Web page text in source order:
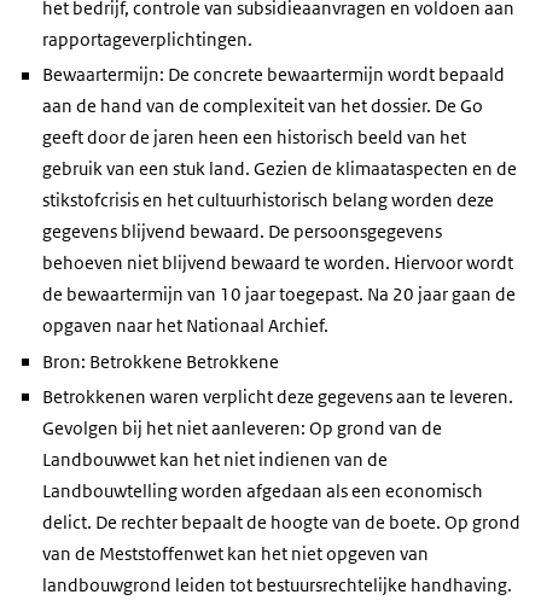
het bedrijf, controle van subsidieaanvragen en voldoen aan
rapportageverplichtingen.
Bewaartermijn: De concrete bewaartermijn wordt bepaald
aan de hand van de complexiteit van het dossier. De Go
geeft door de jaren heen een historisch beeld van het
gebruik van een stuk land. Gezien de klimaataspecten en de
stikstofcrisis en het cultuurhistorisch belang worden deze
gegevens blijvend bewaard. De persoonsgegevens
behoeven niet blijvend bewaard te worden. Hiervoor wordt
de bewaartermijn van 10 jaar toegepast. Na 20 jaar gaan de
opgaven naar het Nationaal Archief.
Bron: Betrokkene Betrokkene
Betrokkenen waren verplicht deze gegevens aan te leveren.
Gevolgen bij het niet aanleveren: Op grond van de
Landbouwwet kan het niet indienen van de
Landbouwtelling worden afgedaan als een economisch
delict. De rechter bepaalt de hoogte van de boete. Op grond
van de Meststoffenwet kan het niet opgeven van
landbouwgrond leiden tot bestuursrechtelijke handhaving.